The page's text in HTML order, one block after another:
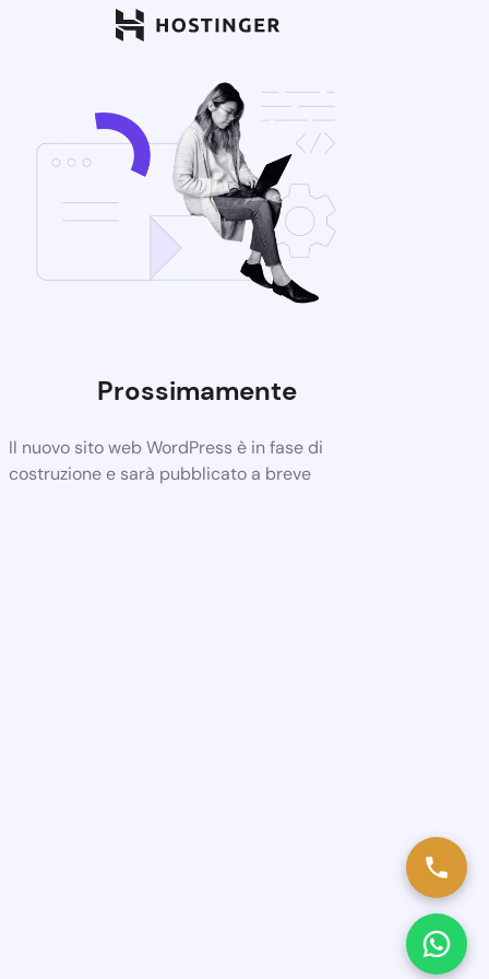
Prossimamente
Il nuovo sito web WordPress è in fase di
costruzione e sarà pubblicato a breve